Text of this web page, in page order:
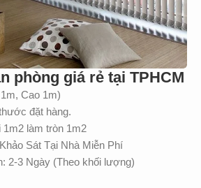
phòng giá rẻ tại TPHCM
Cao 1m)
đặt hàng.
làm tròn 1m2
Sát Tại Nhà Miễn Phí
2-3 Ngày (Theo khối lượng)